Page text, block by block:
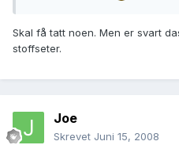
Skal få tatt noen. Men er svart
stoffseter.
Joe
Skrevet Juni 15, 2008